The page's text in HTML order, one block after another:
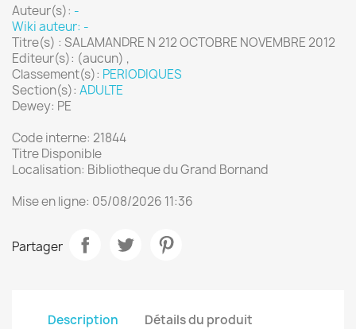
Auteur(s): -
Wiki auteur: -
Titre(s) : SALAMANDRE N 212 OCTOBRE NOVEMBRE 2012
Editeur(s): (aucun) ,
Classement(s): PERIODIQUES
Section(s): ADULTE
Dewey: PE
Code interne: 21844
Titre Disponible
Localisation: Bibliotheque du Grand Bornand
Mise en ligne: 05/08/2026 11:36
Partager
Description Détails du produit